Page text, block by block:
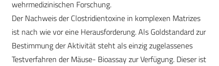
wehrmedizinischen Forschung.
Der Nachweis der Clostridientoxine in komplexen Matrizes
ist nach wie vor eine Herausforderung. Als Goldstandard zur
Bestimmung der Aktivität steht als einzig zugelassenes
Testverfahren der Mäuse- Bioassay zur Verfügung. Dieser ist